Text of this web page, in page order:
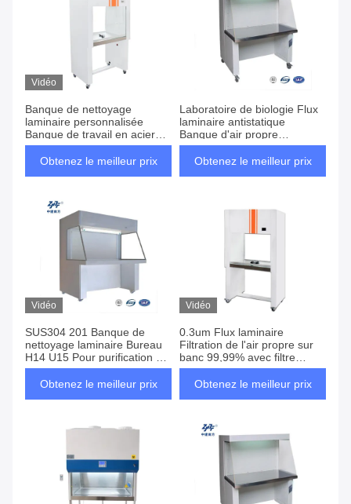
Vidéo
Banque de nettoyage
laminaire personnalisée
Banque de travail en acier
inoxydable ISO
Obtenez le meilleur prix
Laboratoire de biologie Flux
laminaire antistatique
Banque d'air propre
Équipement de nettoyage
d'air en acier inoxydable H14
Obtenez le meilleur prix
Vidéo
SUS304 201 Banque de
nettoyage laminaire Bureau
H14 U15 Pour purification de
l'air Capot de débit
Obtenez le meilleur prix
Vidéo
0.3um Flux laminaire
Filtration de l'air propre sur
banc 99,99% avec filtre
HEPA
Obtenez le meilleur prix